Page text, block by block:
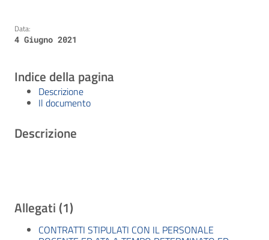
Data:
4 Giugno 2021
Indice della pagina
Descrizione
Il documento
Descrizione
Allegati (1)
CONTRATTI STIPULATI CON IL PERSONALE